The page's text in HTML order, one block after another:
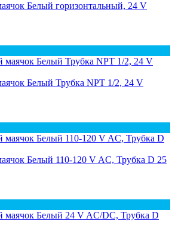
Белый горизонтальный, 24 V
Белый Трубка NPT 1/2, 24 V
Белый 110-120 V AC, Трубка D 25